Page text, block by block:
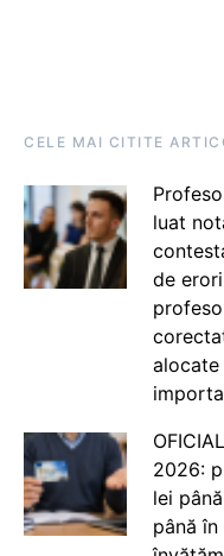
CELE MAI CITITE
luat
de
alocate
2026:
lei
până